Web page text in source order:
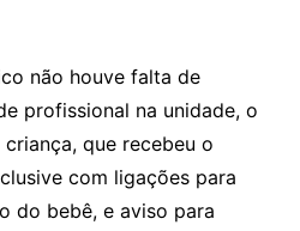
não houve falta de
profissional na unidade, o
que recebeu o
com ligações para
do bebê, e aviso para